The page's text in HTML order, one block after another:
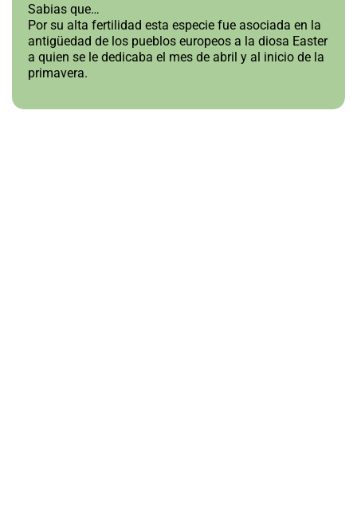
Sabias que…
Por su alta fertilidad esta especie fue asociada en la
antigüedad de los pueblos europeos a la diosa Easter
a quien se le dedicaba el mes de abril y al inicio de la
primavera.